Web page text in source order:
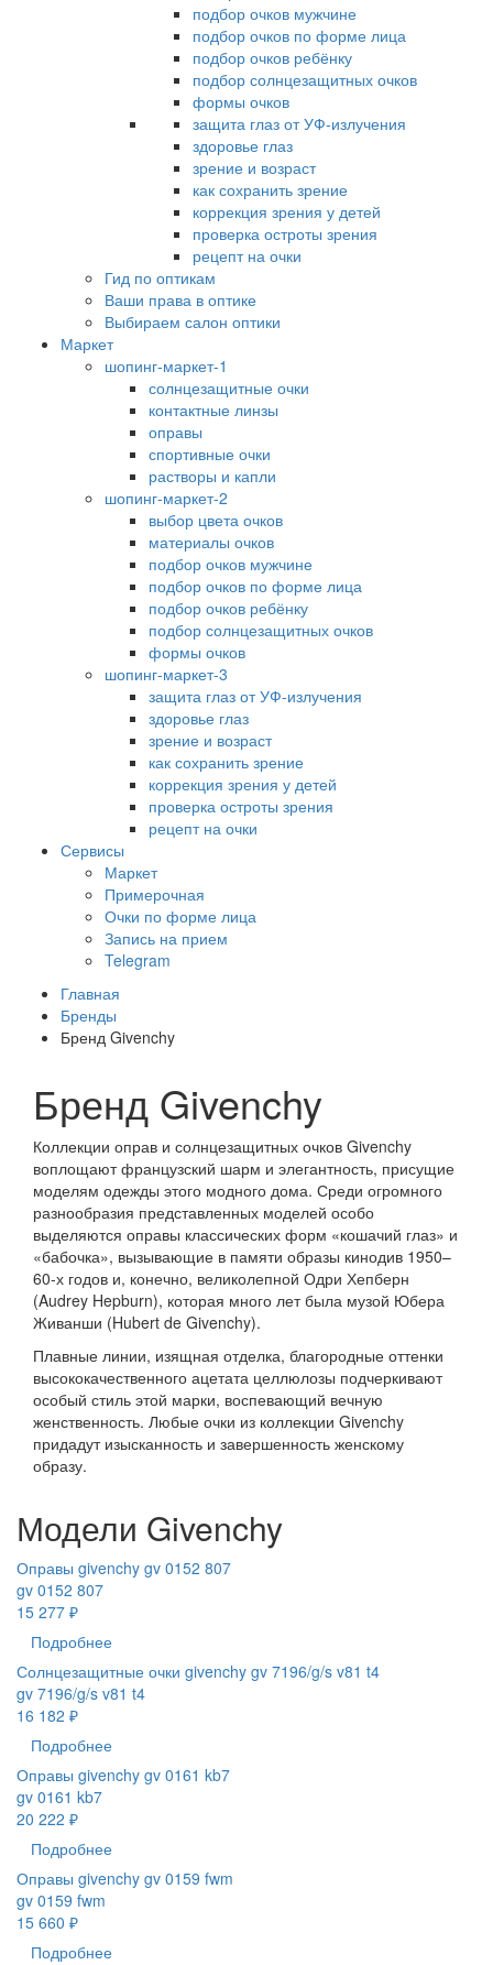
подбор очков мужчине
подбор очков по форме лица
подбор очков ребёнку
подбор солнцезащитных очков
формы очков
защита глаз от УФ-излучения
здоровье глаз
зрение и возраст
как сохранить зрение
коррекция зрения у детей
проверка остроты зрения
рецепт на очки
Гид по оптикам
Ваши права в оптике
Выбираем салон оптики
Маркет
шопинг-маркет-1
солнцезащитные очки
контактные линзы
оправы
спортивные очки
растворы и капли
шопинг-маркет-2
выбор цвета очков
материалы очков
подбор очков мужчине
подбор очков по форме лица
подбор очков ребёнку
подбор солнцезащитных очков
формы очков
шопинг-маркет-3
защита глаз от УФ-излучения
здоровье глаз
зрение и возраст
как сохранить зрение
коррекция зрения у детей
проверка остроты зрения
рецепт на очки
Сервисы
Маркет
Примерочная
Очки по форме лица
Запись на прием
Telegram
Главная
Бренды
Бренд Givenchy
Бренд Givenchy
Коллекции оправ и солнцезащитных очков Givenchy
воплощают французский шарм и элегантность, присущие
моделям одежды этого модного дома. Среди огромного
разнообразия представленных моделей особо
выделяются оправы классических форм «кошачий глаз» и
«бабочка», вызывающие в памяти образы кинодив 1950–
60-х годов и, конечно, великолепной Одри Хепберн
(Audrey Hepburn), которая много лет была музой Юбера
Живанши (Hubert de Givenchy).
Плавные линии, изящная отделка, благородные оттенки
высококачественного ацетата целлюлозы подчеркивают
особый стиль этой марки, воспевающий вечную
женственность. Любые очки из коллекции Givenchy
придадут изысканность и завершенность женскому
образу.
Модели Givenchy
Оправы givenchy gv 0152 807
gv 0152 807
15 277 ₽
Подробнее
Солнцезащитные очки givenchy gv 7196/g/s v81 t4
gv 7196/g/s v81 t4
16 182 ₽
Подробнее
Оправы givenchy gv 0161 kb7
gv 0161 kb7
20 222 ₽
Подробнее
Оправы givenchy gv 0159 fwm
gv 0159 fwm
15 660 ₽
Подробнее